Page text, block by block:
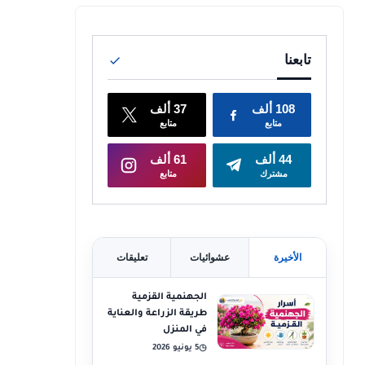
الأخيرة عشوائيات تعليقات
الجهنمية القزمية
طريقة الزراعة والعناية
في المنزل
◷5 يونيو 2026